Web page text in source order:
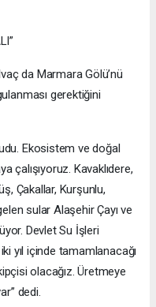
da Marmara Gölü’nü
gerektiğini
Ekosistem ve doğal
çalışıyoruz. Kavaklıdere,
Çakallar, Kurşunlu,
sular Alaşehir Çayı ve
Devlet Su İşleri
yıl içinde tamamlanacağı
olacağız. Üretmeye
dedi.